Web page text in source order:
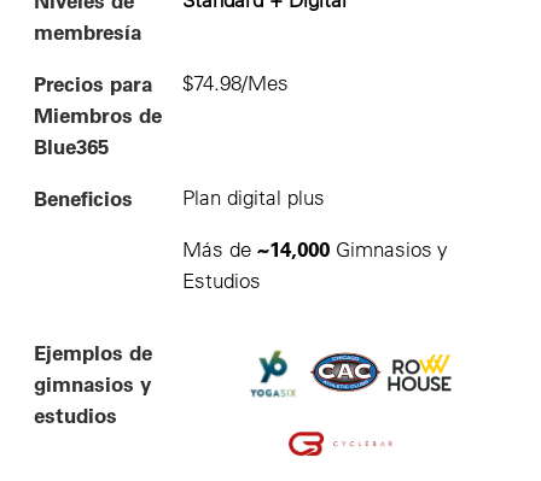
membresía
Precios para
Miembros de
Blue365
$74.98/Mes
Beneficios Plan digital plus
Más de~14,000Gimnasios y
Estudios
Ejemplos de
gimnasios y
estudios